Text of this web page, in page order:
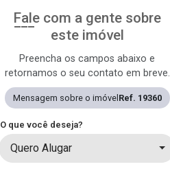
Fale com a gente sobre
este imóvel
Preencha os campos abaixo e
retornamos o seu contato em breve.
Mensagem sobre o imóvel Ref. 19360
O que você deseja?
Quero Alugar